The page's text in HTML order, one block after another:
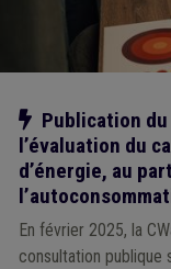
Notre action
Publication du
l’évaluation du
d’énergie, au
En février 2025, la
consultation publique